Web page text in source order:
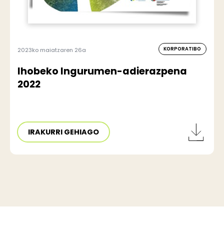
2023ko maiatzaren 26a KORPORATIBO
Ihobeko Ingurumen-adierazpena
2022
IRAKURRI GEHIAGO